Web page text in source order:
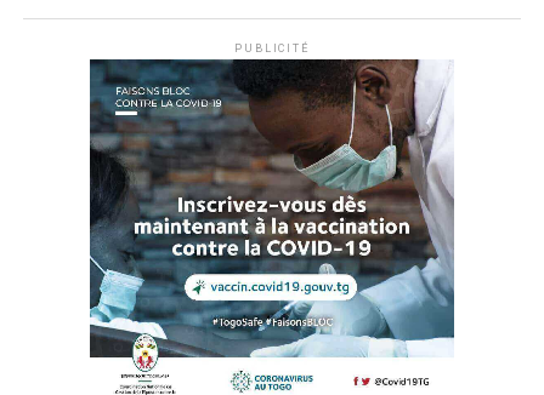
PUBLICITÉ